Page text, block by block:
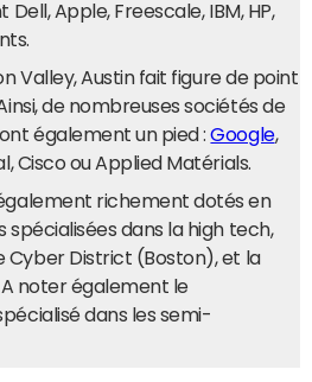
Dell, Apple, Freescale, IBM, HP,
Valley, Austin fait figure de point
de nombreuses sociétés de
également un pied :Google,
Cisco ou Applied Matérials.
richement dotés en
dans la high tech,
District (Boston), et la
noter également le
dans les semi-